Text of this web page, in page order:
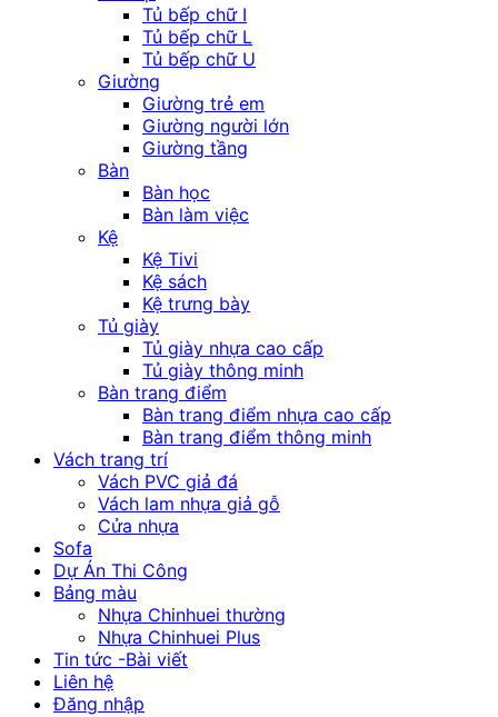
Tủ bếp chữ I
Tủ bếp chữ L
Tủ bếp chữ U
Giường
Giường trẻ em
Giường người lớn
Giường tầng
Bàn
Bàn học
Bàn làm việc
Kệ
Kệ Tivi
Kệ sách
Kệ trưng bày
Tủ giày
Tủ giày nhựa cao cấp
Tủ giày thông minh
Bàn trang điểm
Bàn trang điểm nhựa cao cấp
Bàn trang điểm thông minh
Vách trang trí
Vách PVC giả đá
Vách lam nhựa giả gỗ
Cửa nhựa
Sofa
Dự Án Thi Công
Bảng màu
Nhựa Chinhuei thường
Nhựa Chinhuei Plus
Tin tức -Bài viết
Liên hệ
Đăng nhập